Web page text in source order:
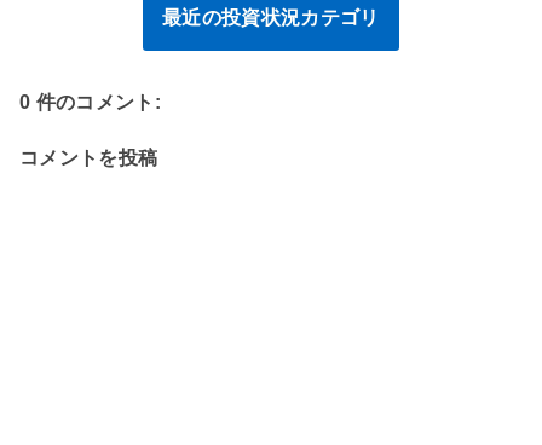
最近の投資状況カテゴリ
0 件のコメント:
コメントを投稿